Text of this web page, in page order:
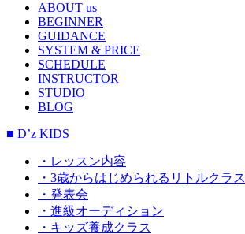
ABOUT us
BEGINNER
GUIDANCE
SYSTEM & PRICE
SCHEDULE
INSTRUCTOR
STUDIO
BLOG
■ D’z KIDS
・レッスン内容
・3歳からはじめられるリトルクラス
・発表会
・進級オーディション
・キッズ養成クラス